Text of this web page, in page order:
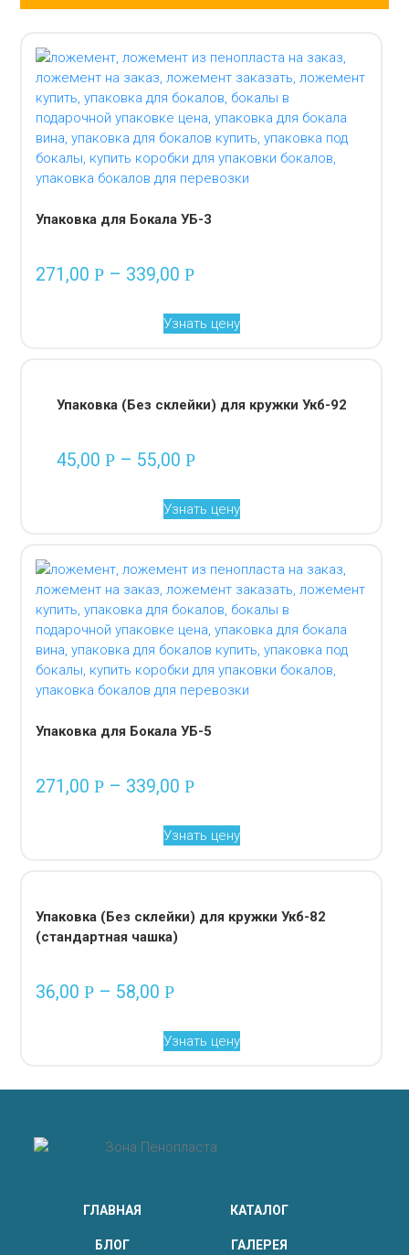
Упаковка для Бокала УБ-3
271,00Р – 339,00Р
Узнать цену
Упаковка (Без склейки) для кружки Укб-92
45,00 Р– 55,00 Р
Узнать цену
Упаковка для Бокала УБ-5
271,00Р – 339,00Р
Узнать цену
Упаковка (Без склейки) для кружки Укб-82
(стандартная чашка)
36,00Р – 58,00Р
Узнать цену
ГЛАВНАЯ КАТАЛОГ
БЛОГ ГАЛЕРЕЯ